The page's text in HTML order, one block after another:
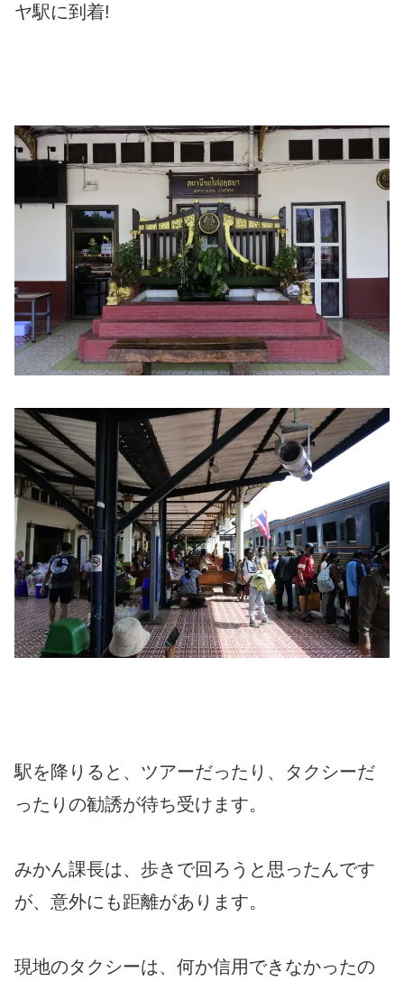
ヤ駅に到着!
駅を降りると、ツアーだったり、タクシーだ
ったりの勧誘が待ち受けます。
みかん課長は、歩きで回ろうと思ったんです
が、意外にも距離があります。
現地のタクシーは、何か信用できなかったの